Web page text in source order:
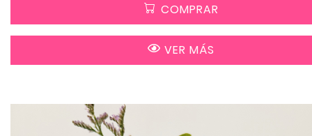
COMPRAR
VER MÁS